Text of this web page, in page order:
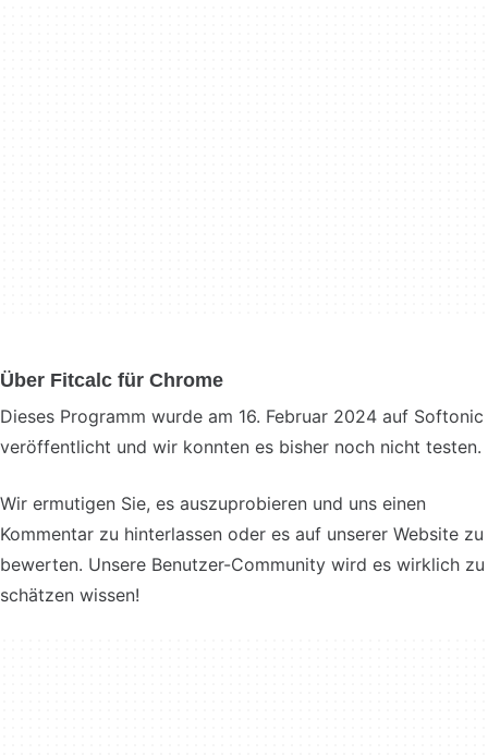
Über Fitcalc für Chrome
Dieses Programm wurde am 16. Februar 2024 auf Softonic
veröffentlicht und wir konnten es bisher noch nicht testen.
Wir ermutigen Sie, es auszuprobieren und uns einen
Kommentar zu hinterlassen oder es auf unserer Website zu
bewerten. Unsere Benutzer-Community wird es wirklich zu
schätzen wissen!